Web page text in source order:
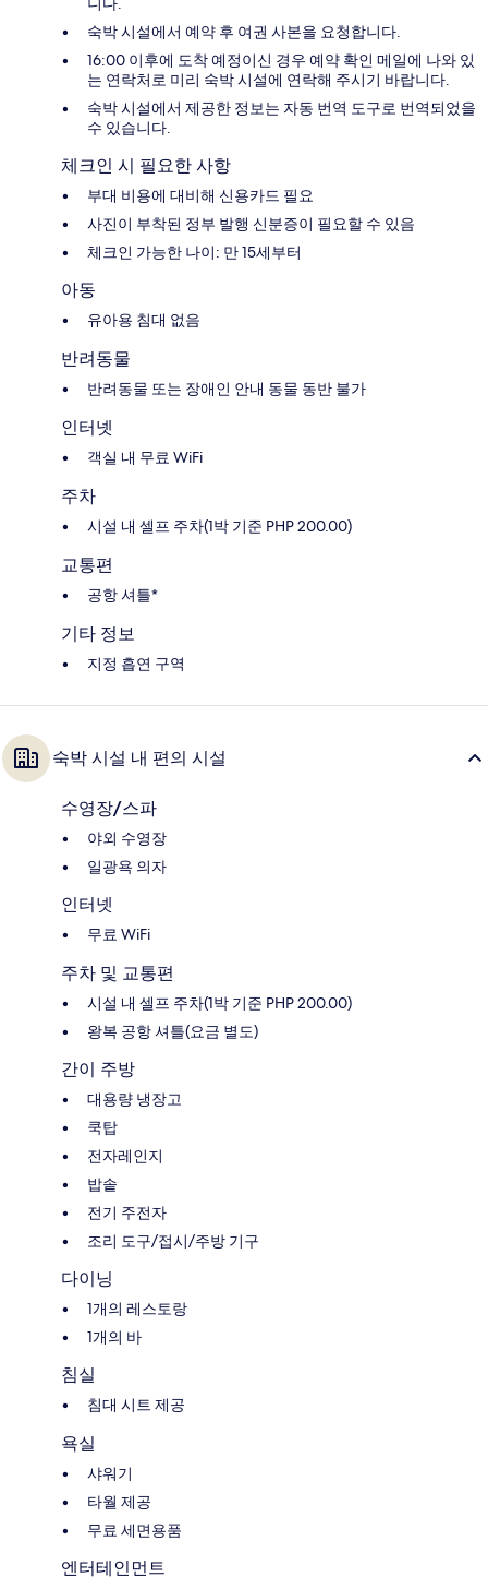
숙박 시설에서 예약 후 여권 사본을 요청합니다.
16:00 이후에 도착 예정이신 경우 예약 확인 메일에 나와 있
는 연락처로 미리 숙박 시설에 연락해 주시기 바랍니다.
숙박 시설에서 제공한 정보는 자동 번역 도구로 번역되었을
수 있습니다.
체크인 시 필요한 사항
부대 비용에 대비해 신용카드 필요
사진이 부착된 정부 발행 신분증이 필요할 수 있음
체크인 가능한 나이: 만 15세부터
아동
유아용 침대 없음
반려동물
반려동물 또는 장애인 안내 동물 동반 불가
인터넷
객실 내 무료 WiFi
주차
시설 내 셀프 주차(1박 기준 PHP 200.00)
교통편
공항 셔틀*
기타 정보
지정 흡연 구역
숙박 시설 내 편의 시설
수영장/스파
야외 수영장
일광욕 의자
인터넷
무료 WiFi
주차 및 교통편
시설 내 셀프 주차(1박 기준 PHP 200.00)
왕복 공항 셔틀(요금 별도)
간이 주방
대용량 냉장고
쿡탑
전자레인지
밥솥
전기 주전자
조리 도구/접시/주방 기구
다이닝
1개의 레스토랑
1개의 바
침실
침대 시트 제공
욕실
샤워기
타월 제공
무료 세면용품
엔터테인먼트